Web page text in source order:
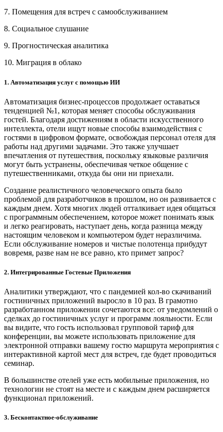
7. Помещения для встреч с самообслуживанием
8. Социальное слушание
9. Прогностическая аналитика
10. Миграция в облако
1. Автоматизация услуг с помощью ИИ
Автоматизация бизнес-процессов продолжает оставаться
тенденцией №1, которая меняет способы обслуживания
гостей. Благодаря достижениям в области искусственного
интеллекта, отели ищут новые способы взаимодействия с
гостями в цифровом формате, освобождая персонал отеля для
работы над другими задачами. Это также улучшает
впечатления от путешествия, поскольку языковые различия
могут быть устранены, обеспечивая четкое общение с
путешественниками, откуда бы они ни приехали.
Создание реалистичного человеческого опыта было
проблемой для разработчиков в прошлом, но он развивается с
каждым днем. Хотя многих людей отталкивает идея общаться
с программным обеспечением, которое может понимать язык
и легко реагировать, наступает день, когда разница между
настоящим человеком и компьютером будет неразличима.
Если обслуживание номеров и чистые полотенца прибудут
вовремя, разве нам не все равно, кто примет запрос?
2. Интегрированные Гостевые Приложения
Аналитики утверждают, что с пандемией кол-во скачиваний
гостиничных приложений выросло в 10 раз. В грамотно
разработанном приложении сочетаются все: от уведомлений о
сделках до гостиничных услуг и программ лояльности. Если
вы видите, что гость использовал групповой тариф для
конференции, вы можете использовать приложение для
электронной отправки вашему гостю маршрута мероприятия с
интерактивной картой мест для встреч, где будет проводиться
семинар.
В большинстве отелей уже есть мобильные приложения, но
технологии не стоят на месте и с каждым днем расширяется
функционал приложений.
3. Бесконтактное-обслуживание